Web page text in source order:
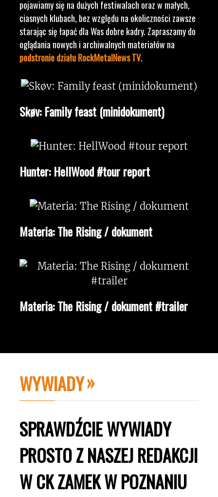
pojawiamy się na dużych festiwalach oraz w małych,
ciasnych klubach, bez względu na okoliczności zawsze
starając się łapać dla Was dobre kadry. Zapraszamy do
oglądania nowych i archiwalnych materiałów na
podstronie działu RockMetalNews TV.
Skøv: Family feast (minidokument)
Hunter: HellWood #tour report
Materia: The Rising / dokument
Materia: The Rising / dokument #trailer
WYWIADY
SPRAWDŹCIE WYWIADY
PROSTO Z NASZEJ REDAKCJI
W CK ZAMEK W POZNANIU